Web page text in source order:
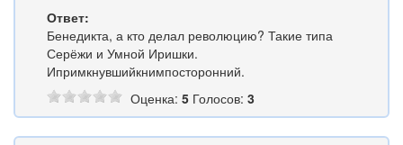
Ответ:
Бенедикта, а кто делал революцию? Такие типа
Серёжи и Умной Иришки.
Ипримкнувшийкнимпосторонний.
Оценка: 5 Голосов: 3